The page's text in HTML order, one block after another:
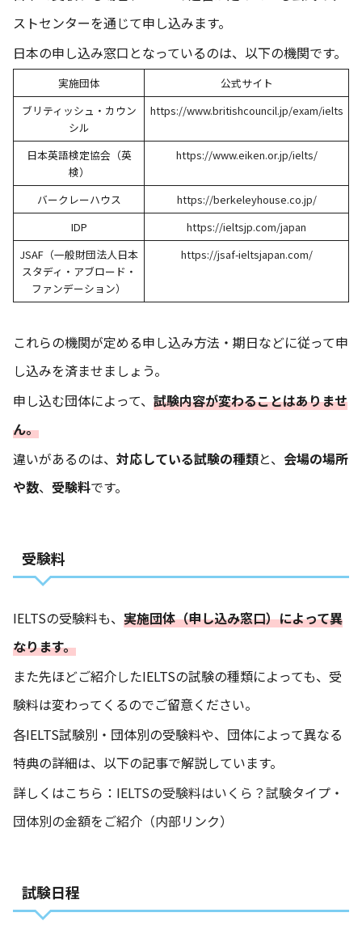
ストセンターを通じて申し込みます。
日本の申し込み窓口となっているのは、以下の機関です。
実施団体
公式サイト
ブリティッシュ・カウン
シル
https://www.britishcouncil.jp/exam/ielts
日本英語検定協会（英
検）
https://www.eiken.or.jp/ielts/
バークレーハウス
https://berkeleyhouse.co.jp/
IDP
https://ieltsjp.com/japan
JSAF（一般財団法人日本
スタディ・アブロード・
ファンデーション）
https://jsaf-ieltsjapan.com/
これらの機関が定める申し込み方法・期日などに従って申
し込みを済ませましょう。
申し込む団体によって、 試験内容が変わることはありませ
ん。
違いがあるのは、 対応している試験の種類と、 会場の場所
や数、 受験料です。
受験料
IELTSの受験料も、 実施団体（申し込み窓口）によって異
なります。
また先ほどご紹介したIELTSの試験の種類によっても、受
験料は変わってくるのでご留意ください。
各IELTS試験別・団体別の受験料や、団体によって異なる
特典の詳細は、以下の記事で解説しています。
詳しくはこちら： IELTSの受験料はいくら？試験タイプ・
団体別の金額をご紹介（内部リンク）
試験日程